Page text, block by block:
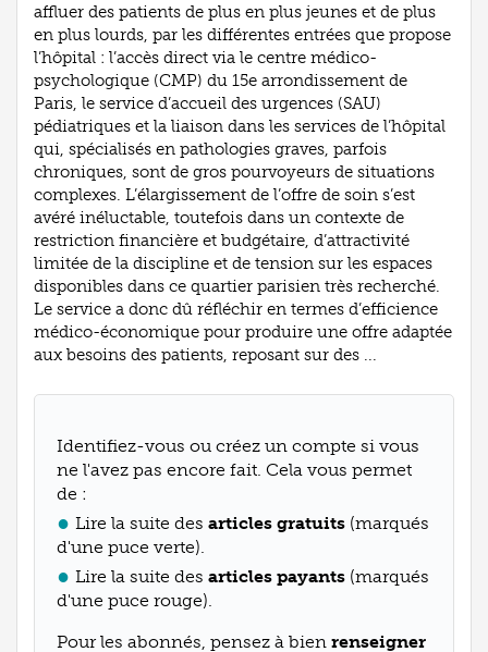
affluer des patients de plus en plus jeunes et de plus
en plus lourds, par les différentes entrées que propose
l’hôpital : l’accès direct via le centre médico-
psychologique (CMP) du 15e arrondissement de
Paris, le service d’accueil des urgences (SAU)
pédiatriques et la liaison dans les services de l’hôpital
qui, spécialisés en pathologies graves, parfois
chroniques, sont de gros pourvoyeurs de situations
complexes. L’élargissement de l’offre de soin s’est
avéré inéluctable, toutefois dans un contexte de
restriction financière et budgétaire, d’attractivité
limitée de la discipline et de tension sur les espaces
disponibles dans ce quartier parisien très recherché.
Le service a donc dû réfléchir en termes d’efficience
médico-économique pour produire une offre adaptée
aux besoins des patients, reposant sur des ...
Identifiez-vous ou créez un compte si vous
ne l'avez pas encore fait. Cela vous permet
de :
Lire la suite des articles gratuits (marqués
d'une puce verte).
Lire la suite des articles payants (marqués
d'une puce rouge).
Pour les abonnés, pensez à bien renseigner